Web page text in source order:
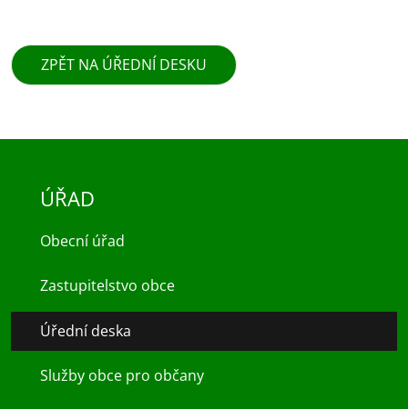
ZPĚT NA ÚŘEDNÍ DESKU
ÚŘAD
Obecní úřad
Zastupitelstvo obce
Úřední deska
Služby obce pro občany